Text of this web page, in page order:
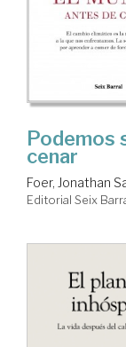
Podemos
cenar
Foer, Jonathan
Editorial Seix